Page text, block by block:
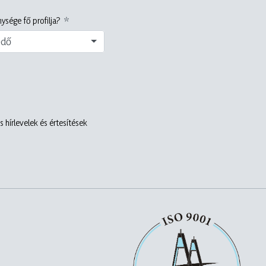
fő profilja?
hírlevelek és értesítések